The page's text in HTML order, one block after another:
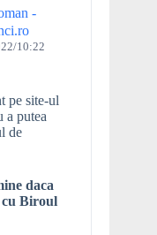
-
10:22
pe site-ul
a putea
de
daca
cu Biroul